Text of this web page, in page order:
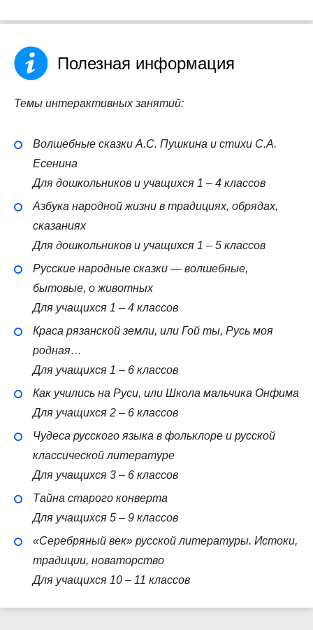
Полезная информация
Темы интерактивных занятий:
Волшебные сказки А.С. Пушкина и стихи С.А.
Есенина
Для дошкольников и учащихся 1 – 4 классов
Азбука народной жизни в традициях, обрядах,
сказаниях
Для дошкольников и учащихся 1 – 5 классов
Русские народные сказки — волшебные,
бытовые, о животных
Для учащихся 1 – 4 классов
Краса рязанской земли, или Гой ты, Русь моя
родная…
Для учащихся 1 – 6 классов
Как учились на Руси, или Школа мальчика Онфима
Для учащихся 2 – 6 классов
Чудеса русского языка в фольклоре и русской
классической литературе
Для учащихся 3 – 6 классов
Тайна старого конверта
Для учащихся 5 – 9 классов
«Серебряный век» русской литературы. Истоки,
традиции, новаторство
Для учащихся 10 – 11 классов